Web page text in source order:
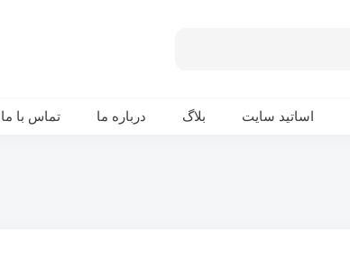
اساتید سایت بلاگ درباره ما تماس با ما